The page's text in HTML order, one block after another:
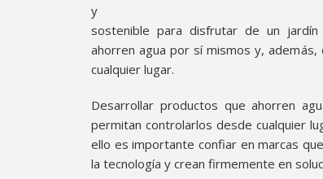
y
sostenible para disfrutar de un
ahorren agua por sí mismos y,
cualquier lugar.
Desarrollar productos que ahorren
permitan controlarlos desde cualquier
ello es importante confiar en marcas
la tecnología y crean firmemente en